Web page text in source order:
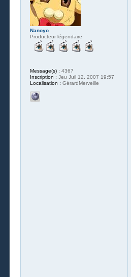
Nanoyo
Producteur légendaire
Message(s) : 4367
Inscription : Jeu Juil 12, 2007 19:57
Localisation : GérardMerveille